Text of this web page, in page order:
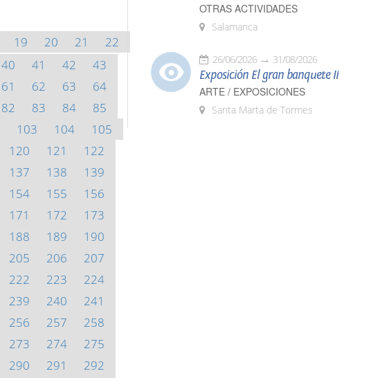
19 20 21
22
40 41 42
43
61 62 63
64
82 83 84
85
103 104
105
120 121
122
137 138
139
154 155
156
171 172
173
188 189
190
205 206
207
222 223
224
239 240
241
256 257
258
273 274
275
290 291 292
OTRAS ACTIVIDADES
Salamanca
26/06/2026 31/08/2026
Exposición El gran banquete II
ARTE / EXPOSICIONES
Santa Marta de Tormes